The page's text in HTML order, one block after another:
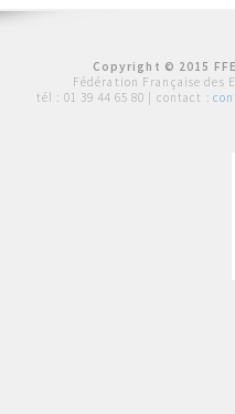
Copyright © 2015
Fédération Française des
tél : 01 39 44 65 80 | contact :